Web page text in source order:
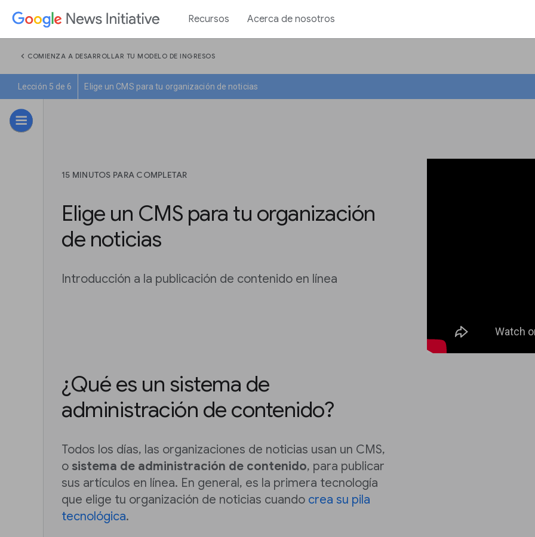
Recursos Acerca de nosotros
chevron_left COMIENZA A DESARROLLAR TU MODELO DE INGRESOS
Lección 5 de 6 Elige un CMS para tu organización de noticias
15 MINUTOS PARA COMPLETAR
Elige un CMS para tu organización
de noticias
Introducción a la publicación de contenido en línea
¿Qué es un sistema de
administración de contenido?
Todos los días, las organizaciones de noticias usan un CMS,
o sistema de administración de contenido, para publicar
sus artículos en línea. En general, es la primera tecnología
que elige tu organización de noticias cuando crea su pila
tecnológica.